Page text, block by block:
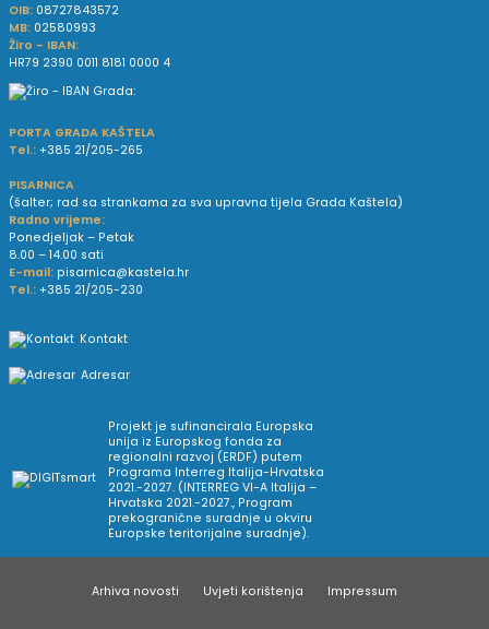
OIB: 08727843572
MB: 02580993
Žiro - IBAN:
HR79 2390 0011 8181 0000 4
PORTA GRADA KAŠTELA
Tel.: +385 21/205-265
PISARNICA
(šalter; rad sa strankama za sva upravna tijela Grada Kaštela)
Radno vrijeme:
Ponedjeljak – Petak
8.00 – 14.00 sati
E-mail: pisarnica@kastela.hr
Tel.: +385 21/205-230
Kontakt
Adresar
Projekt je sufinancirala Europska
unija iz Europskog fonda za
regionalni razvoj (ERDF) putem
Programa Interreg Italija-Hrvatska
2021.-2027. (INTERREG VI-A Italija –
Hrvatska 2021.-2027., Program
prekogranične suradnje u okviru
Europske teritorijalne suradnje).
Arhiva novosti Uvjeti korištenja Impressum